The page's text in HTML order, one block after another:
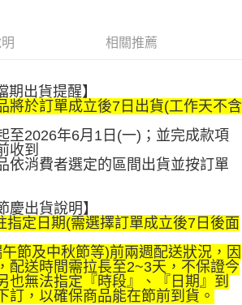
數及費用金額請依後續交易確認頁面所載為準。
，「大哥付你分期」於每月結算日後寄送繳費提
，可選擇「超商條碼／台灣大直營門市／銀行轉
」等通路繳費。
股份有限公司」（以下簡稱本公司）所提供，讓
服務購買商品或服務，並由商店將買賣／分期付款
後，依約使用本公司帳單繳交帳款。
付你分期」之契約關係目的，商店將以您的個人
地址）提供予台灣大哥大進項蒐集、處理及利用，
期帳單所需資料之確認、核對及更正。
詳閱以下連結：https://oppay.tw/userRule
到商品之後才付款」的支付方式。 讓您購物簡單
服務後，再付款。
帳流程】
先享後付」後，將跳轉至「AFTEE先享後付」
確認金額後，即可完成結帳。
將收到繳費通知簡訊。
天內，點擊此簡訊中的連結，可透過四大超商／
下不需立刻繳費，但若您需要取消訂單，請聯絡
家同意取消之訂單仍視為有效，需透過AFTEE先享
先享後付 」之結帳頁面顯示為準，若有關於
取消欲退款等相關疑問，請聯繫「AFTEE先享後付
support/home
相關推薦
期出貨提醒】
將於訂單成立後7日出貨(工作天不含
至2026年6月1日(一)；並完成款項
收到
依消費者選定的區間出貨並按訂單
慶出貨說明】
指定日期(需選擇訂單成立後7日後面
節及中秋節等)前兩週配送狀況，因
配送時間需拉長至2~3天，不保證今
也無法指定『時段』、『日期』到
訂，以確保商品能在節前到貨。